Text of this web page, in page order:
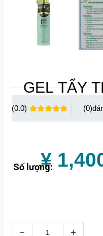
(0)
(0.0)
¥
GEL TẨY
Số lượng: